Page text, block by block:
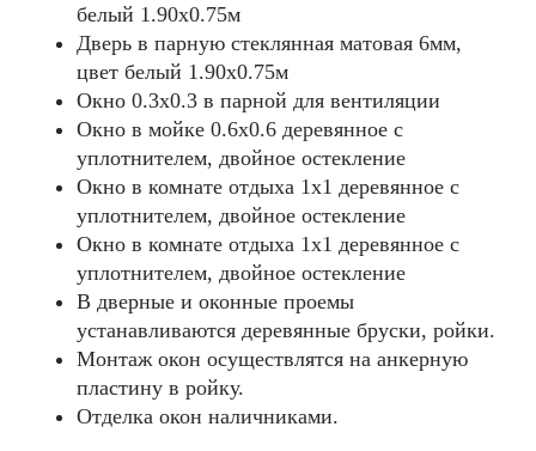
белый 1.90х0.75м
Дверь в парную стеклянная матовая 6мм,
цвет белый 1.90х0.75м
Окно 0.3х0.3 в парной для вентиляции
Окно в мойке 0.6х0.6 деревянное с
уплотнителем, двойное остекление
Окно в комнате отдыха 1х1 деревянное с
уплотнителем, двойное остекление
Окно в комнате отдыха 1х1 деревянное с
уплотнителем, двойное остекление
В дверные и оконные проемы
устанавливаются деревянные бруски, ройки.
Монтаж окон осуществлятся на анкерную
пластину в ройку.
Отделка окон наличниками.